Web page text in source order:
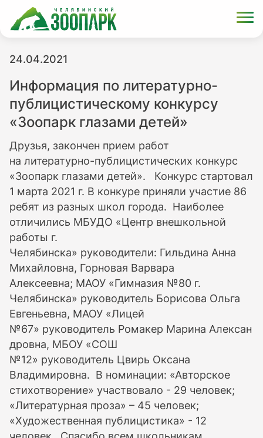
24.04.2021
Информация по литературно-
публицистическому конкурсу
«Зоопарк глазами детей»
Друзья, закончен прием работ
на литературно-публицистических конкурс
«Зоопарк глазами детей». Конкурс стартовал
1 марта 2021 г. В конкуре приняли участие 86
ребят из разных школ города. Наиболее
отличились МБУДО «Центр внешкольной
работы г.
Челябинска» руководители: Гильдина Анна
Михайловна, Горновая Варвара
Алексеевна; МАОУ «Гимназия №80 г.
Челябинска» руководитель Борисова Ольга
Евгеньевна, МАОУ «Лицей
№67» руководитель Ромакер Марина Алексан
дровна, МБОУ «СОШ
№12» руководитель Цвирь Оксана
Владимировна. В номинации: «Авторское
стихотворение» участвовало - 29 человек;
«Литературная проза» – 45 человек;
«Художественная публицистика» - 12